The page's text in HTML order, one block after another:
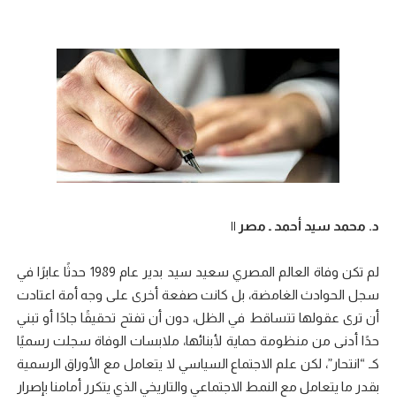
د. محمد سيد أحمد ـ مصر ||
لم تكن وفاة العالم المصري سعيد سيد بدير عام 1989 حدثًا عابرًا في
سجل الحوادث الغامضة، بل كانت صفعة أخرى على وجه أمة اعتادت
أن ترى عقولها تتساقط في الظل، دون أن تفتح تحقيقًا جادًا أو تبني
حدًا أدنى من منظومة حماية لأبنائها، ملابسات الوفاة سجلت رسميًا
كـ “انتحار”، لكن علم الاجتماع السياسي لا يتعامل مع الأوراق الرسمية
بقدر ما يتعامل مع النمط الاجتماعي والتاريخي الذي يتكرر أمامنا بإصرار